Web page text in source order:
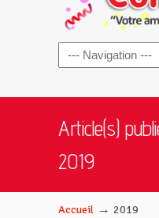
Navigation
Article(s)
2019
Accueil → 2019